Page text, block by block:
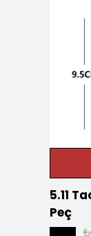
5.11
Peç